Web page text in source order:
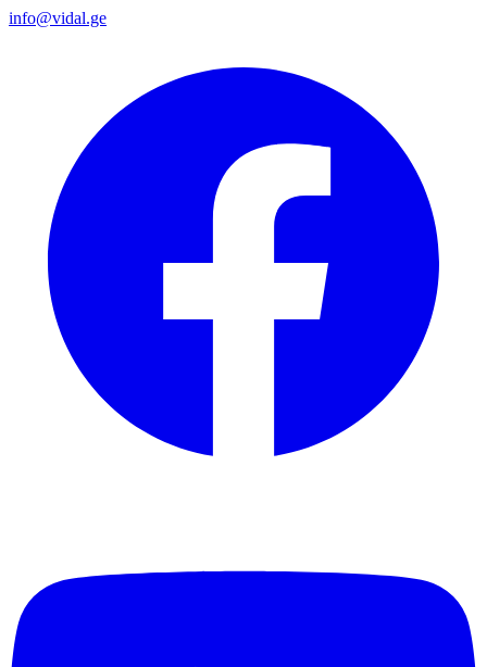
info@vidal.ge